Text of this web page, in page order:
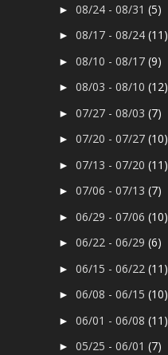
►08/24 - 08/31(5)
►08/17 - 08/24(11)
►08/10 - 08/17(9)
►08/03 - 08/10(12)
►07/27 - 08/03(7)
►07/20 - 07/27(10)
►07/13 - 07/20(11)
►07/06 - 07/13(7)
►06/29 - 07/06(10)
►06/22 - 06/29(6)
►06/15 - 06/22(11)
►06/08 - 06/15(10)
►06/01 - 06/08(11)
►05/25 - 06/01(7)